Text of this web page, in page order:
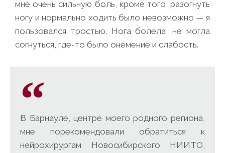
мне очень сильную боль, кроме того, разогнуть
ногу и нормально ходить было невозможно — я
пользовался тростью. Нога болела, не могла
согнуться, где-то было онемение и слабость.
В Барнауле, центре моего родного региона,
мне порекомендовали обратиться к
нейрохирургам Новосибирского НИИТО,